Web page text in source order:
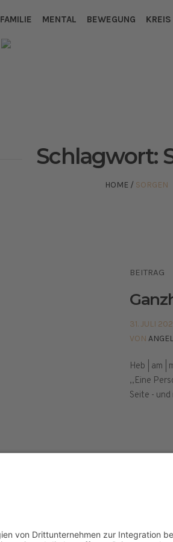
FAMILIE MENTAL BEWEGUNG KREIS
Schlagwort:
HOME / SORGEN
BEITRAG
31. JULI
VON
Heb | am |
,,Eine
Seite - und